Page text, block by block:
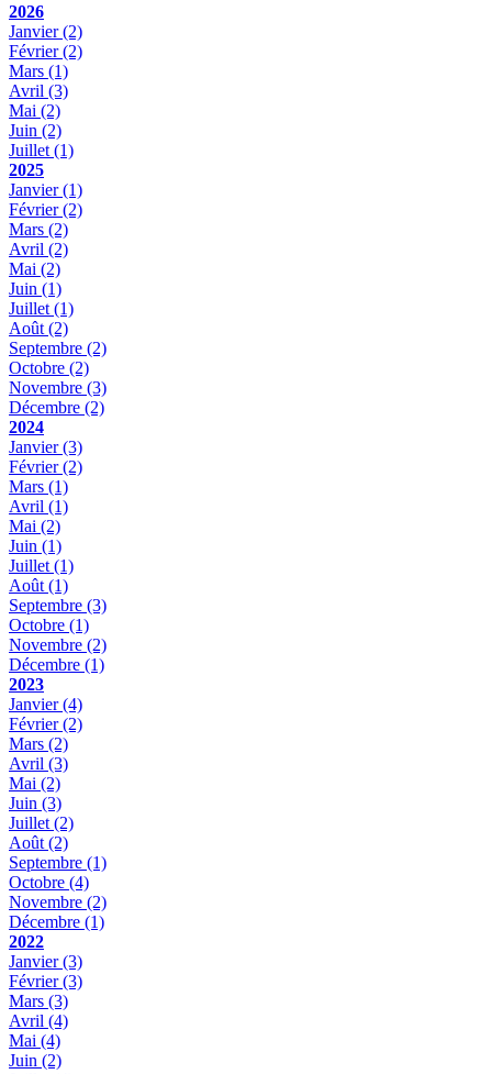
2026
Janvier(2)
Février(2)
Mars (1)
Avril (3)
Mai (2)
Juin (2)
Juillet (1)
2025
Janvier(1)
Février(2)
Mars (2)
Avril (2)
Mai (2)
Juin (1)
Juillet (1)
Août (2)
Septembre (2)
Octobre (2)
Novembre (3)
Décembre (2)
2024
Janvier(3)
Février(2)
Mars (1)
Avril (1)
Mai (2)
Juin (1)
Juillet (1)
Août (1)
Septembre (3)
Octobre (1)
Novembre (2)
Décembre (1)
2023
Janvier(4)
Février(2)
Mars (2)
Avril (3)
Mai (2)
Juin (3)
Juillet (2)
Août (2)
Septembre (1)
Octobre (4)
Novembre (2)
Décembre (1)
2022
Janvier(3)
Février(3)
Mars (3)
Avril (4)
Mai (4)
Juin (2)